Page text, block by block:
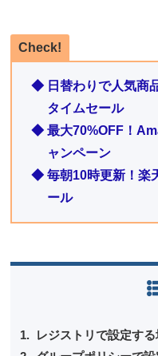
Check!
◆ 日替わりで人気商
タイムセール
◆ 最大70%OFF！
ャンペーン
◆ 毎朝10時更新！楽
ール
レジストリで設定す